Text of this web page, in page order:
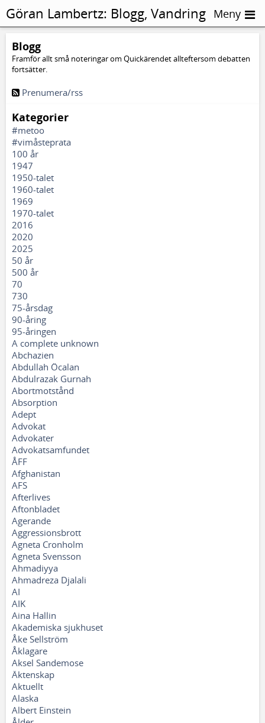
Blogg
Framför allt små noteringar om Quickärendet allteftersom debatten
fortsätter.
Prenumera/rss
Kategorier
#metoo
#vimåsteprata
100 år
1947
1950-talet
1960-talet
1969
1970-talet
2016
2020
2025
50 år
500 år
70
730
75-årsdag
90-åring
95-åringen
A complete unknown
Abchazien
Abdullah Öcalan
Abdulrazak Gurnah
Abortmotstånd
Absorption
Adept
Advokat
Advokater
Advokatsamfundet
ÅFF
Afghanistan
AFS
Afterlives
Aftonbladet
Agerande
Aggressionsbrott
Agneta Cronholm
Agneta Svensson
Ahmadiyya
Ahmadreza Djalali
AI
AIK
Aina Hallin
Akademiska sjukhuset
Åke Sellström
Åklagare
Aksel Sandemose
Äktenskap
Aktuellt
Alaska
Albert Einstein
Göran Lambertz: Blogg, Vandring Meny